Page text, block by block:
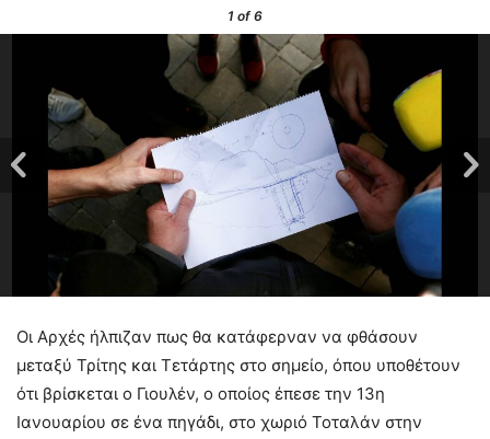
1 of 6
Οι Αρχές ήλπιζαν πως θα κατάφερναν να φθάσουν
μεταξύ Τρίτης και Τετάρτης στο σημείο, όπου υποθέτουν
ότι βρίσκεται ο Γιουλέν, ο οποίος έπεσε την 13η
Ιανουαρίου σε ένα πηγάδι, στο χωριό Τοταλάν στην